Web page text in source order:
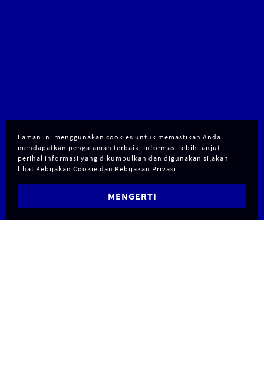
Laman ini menggunakan cookies untuk memastikan Anda
mendapatkan pengalaman terbaik. Informasi lebih lanjut
perihal informasi yang dikumpulkan dan digunakan silakan
lihat Kebijakan Cookie dan Kebijakan Privasi
MENGERTI